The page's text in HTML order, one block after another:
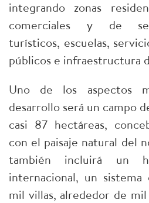
integrando zonas
comerciales y de
turísticos, escuelas,
públicos e infraestructura
​Uno de los aspectos
desarrollo será un campo
casi 87 hectáreas,
con el paisaje natural del
también incluirá un
internacional, un
mil villas, alrededor de mil